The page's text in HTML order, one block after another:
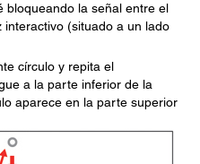
bloqueando la señal entre el
interactivo (situado a un lado
círculo y repita el
a la parte inferior de la
aparece en la parte superior